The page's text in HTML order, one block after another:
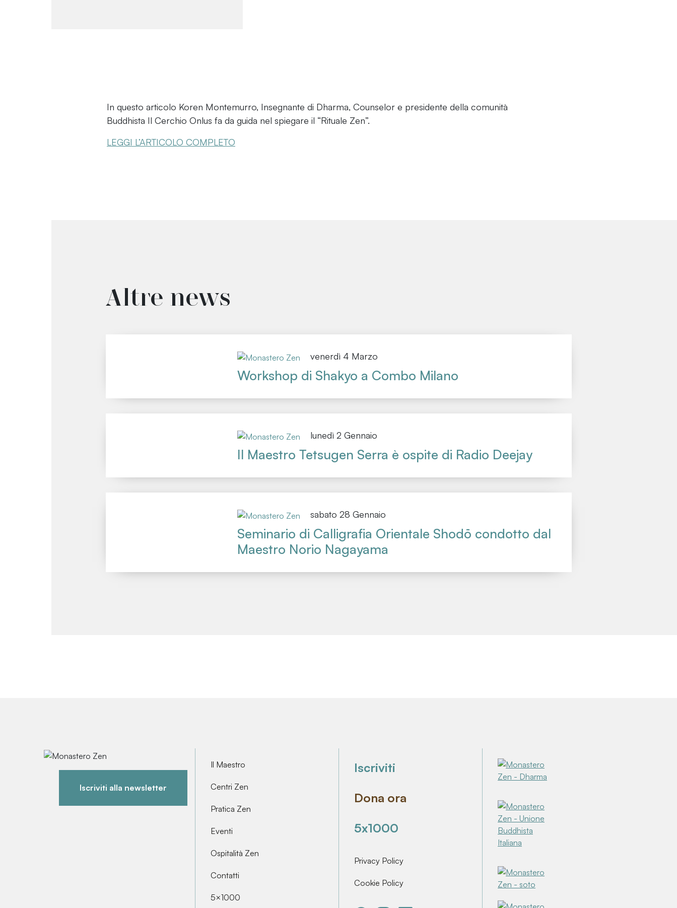
In questo articolo Koren Montemurro, Insegnante di Dharma, Counselor e presidente della comunità
Buddhista Il Cerchio Onlus fa da guida nel spiegare il “Rituale Zen”.
LEGGI L’ARTICOLO COMPLETO
Altre news
venerdì 4 Marzo
Workshop di Shakyo a Combo Milano
lunedì 2 Gennaio
Il Maestro Tetsugen Serra è ospite di Radio Deejay
sabato 28 Gennaio
Seminario di Calligrafia Orientale Shodō condotto dal
Maestro Norio Nagayama
Iscriviti alla newsletter
Il Maestro
Centri Zen
Pratica Zen
Eventi
Ospitalità Zen
Contatti
5×1000
Iscriviti
Dona ora
5x1000
Privacy Policy
Cookie Policy